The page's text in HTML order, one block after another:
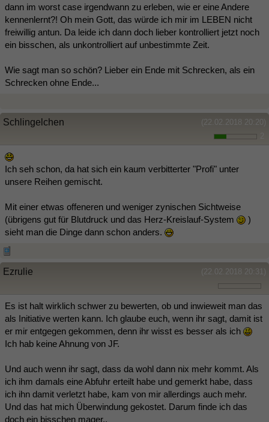
dann im worst case irgendwann zu erleben, wie er eine Andere
kennenlernt?! Oh mein Gott, das würde ich mir im LEBEN nicht
freiwillig antun. Da leide ich dann doch lieber kontrolliert jetzt noch
ein bisschen, als unkontrolliert auf unbestimmte Zeit.
Wie sagt man so schön? Lieber ein Ende mit Schrecken, als ein
Schrecken ohne Ende...
(22.02.2018 20:20)
Schlingelchen
Ich seh schon, da hat sich ein kaum verbitterter "Profi" unter
unsere Reihen gemischt.
Mit einer etwas offeneren und weniger zynischen Sichtweise
(übrigens gut für Blutdruck und das Herz-Kreislauf-System
)
sieht man die Dinge dann schon anders.
(22.02.2018 20:31)
Ezrulie
Es ist halt wirklich schwer zu bewerten, ob und inwieweit man das
als Initiative werten kann. Ich glaube euch, wenn ihr sagt, damit ist
er mir entgegen gekommen, denn ihr wisst es besser als ich
Ich hab keine Ahnung von JF.
Und auch wenn ihr sagt, dass da wohl dann nix mehr kommt. Als
ich ihm damals eine Abfuhr erteilt habe und gemerkt habe, dass
ich ihn damit verletzt habe, kam von mir allerdings auch mehr.
Und das hat mich Überwindung gekostet. Darum finde ich das
doch ein bisschen mager..